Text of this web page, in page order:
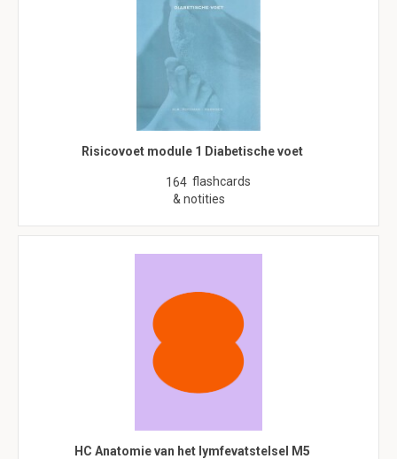
Risicovoet module 1 Diabetische voet
164 flashcards
& notities
HC Anatomie van het lymfevatstelsel M5